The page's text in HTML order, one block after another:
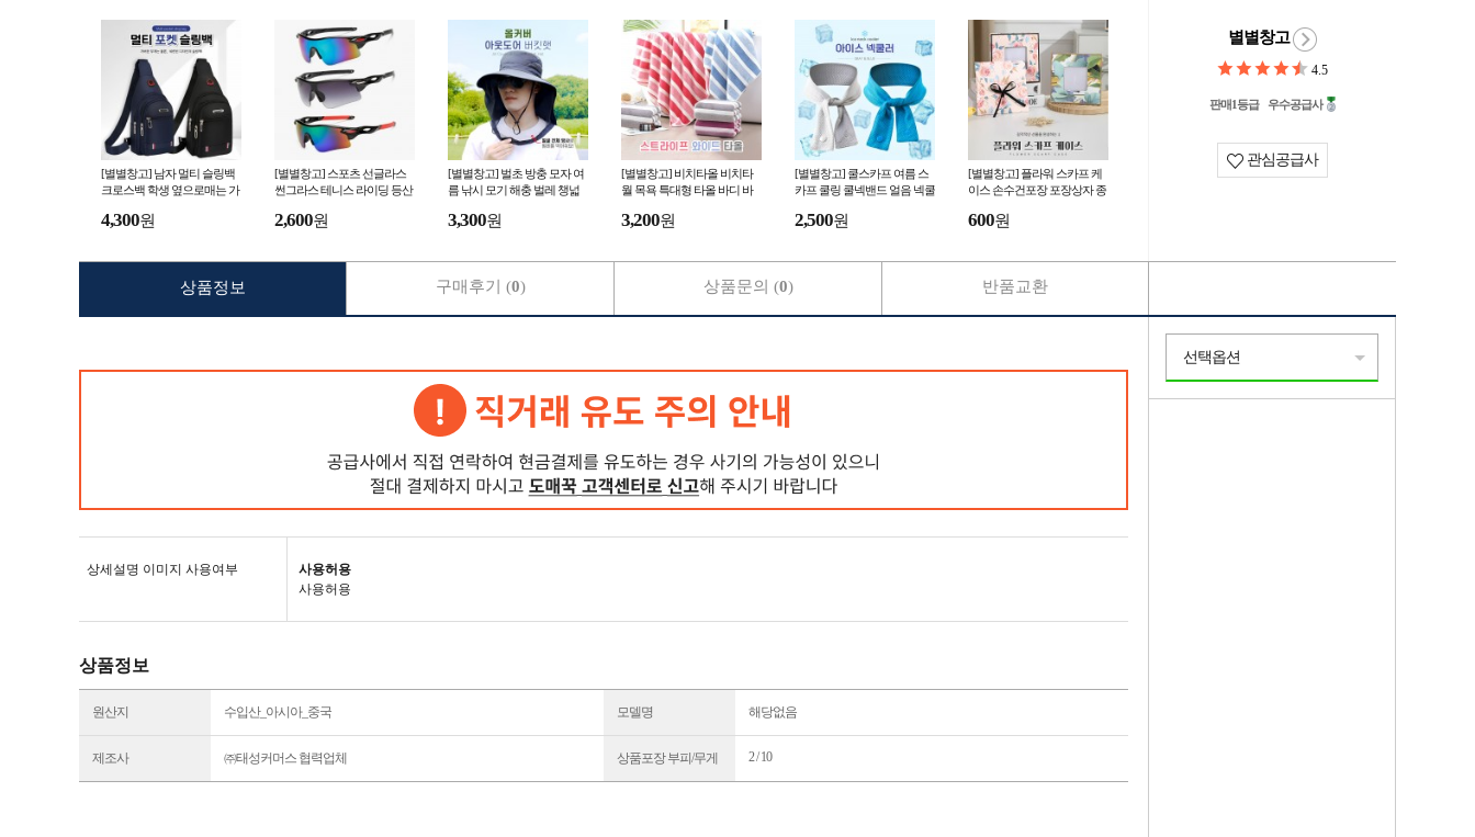
[별별창고] 남자 멀티 슬링백
크로스백 학생 옆으로매는 가
어깨 앞으로매는
4,300원
[별별창고] 스포츠 선글라스
썬그라스 테니스 라이딩 등산
2,600원
[별별창고] 벌초 방충 모자 여
름 낚시 모기 해충 벌레 챙넓
핑 양봉 그늘막
3,300원
[별별창고] 비치타올 비치타
월 목욕 특대형 타올 바디 바
디타월
3,200원
[별별창고] 쿨스카프 여름 스
카프 쿨링 쿨넥밴드 얼음 넥쿨
이스
2,500원
[별별창고] 플라워 스카프 케
이스 손수건포장 포장상자 종
600원
별별창고
4.5
판매1등급 우수공급사
관심공급사
상세설명 이미지 사용여부
사용허용
사용허용
상품정보
원산지 수입산_아시아_중국 모델명 해당없음
제조사 ㈜태성커머스 협력업체 상품포장 부피/무게 2 / 10
상품정보 구매후기 (0) 상품문의 (0) 반품교환
선택옵션